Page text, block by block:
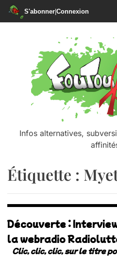
S'abonner|Connexion
Infos alternatives,
Étiquette :
Découverte :
la webradio